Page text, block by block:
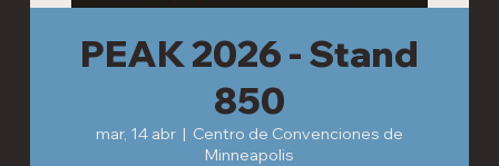
PEAK 2026 - Stand
850
mar, 14 abr
  |
Centro de Convenciones de
Minneapolis